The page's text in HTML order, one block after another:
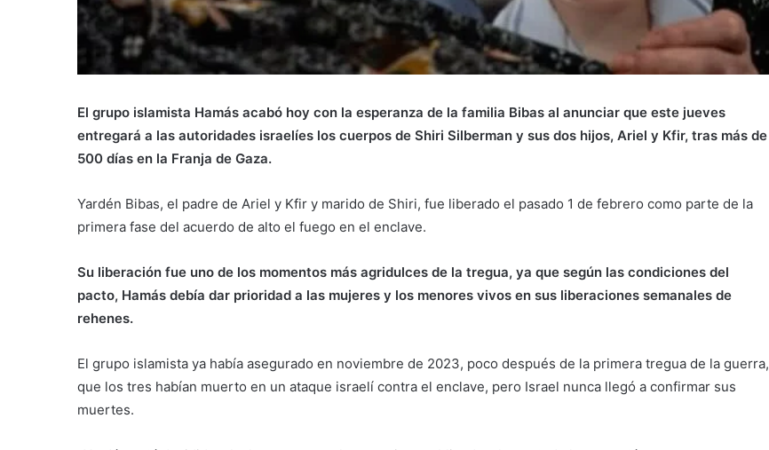
El grupo islamista Hamás acabó hoy con la esperanza de la familia Bibas al anunciar que este jueves
entregará a las autoridades israelíes los cuerpos de Shiri Silberman y sus dos hijos, Ariel y Kfir, tras más de
500 días en la Franja de Gaza.
Yardén Bibas, el padre de Ariel y Kfir y marido de Shiri, fue liberado el pasado 1 de febrero como parte de la
primera fase del acuerdo de alto el fuego en el enclave.
Su liberación fue uno de los momentos más agridulces de la tregua, ya que según las condiciones del
pacto, Hamás debía dar prioridad a las mujeres y los menores vivos en sus liberaciones semanales de
rehenes.
El grupo islamista ya había asegurado en noviembre de 2023, poco después de la primera tregua de la guerra,
que los tres habían muerto en un ataque israelí contra el enclave, pero Israel nunca llegó a confirmar sus
muertes.